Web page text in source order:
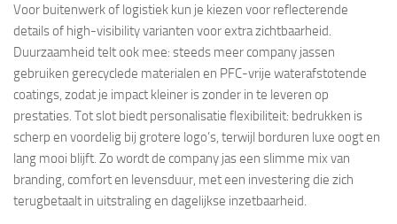
Voor buitenwerk of logistiek kun je kiezen voor reflecterende
details of high-visibility varianten voor extra zichtbaarheid.
Duurzaamheid telt ook mee: steeds meer company jassen
gebruiken gerecyclede materialen en PFC-vrije waterafstotende
coatings, zodat je impact kleiner is zonder in te leveren op
prestaties. Tot slot biedt personalisatie flexibiliteit: bedrukken is
scherp en voordelig bij grotere logo’s, terwijl borduren luxe oogt en
lang mooi blijft. Zo wordt de company jas een slimme mix van
branding, comfort en levensduur, met een investering die zich
terugbetaalt in uitstraling en dagelijkse inzetbaarheid.